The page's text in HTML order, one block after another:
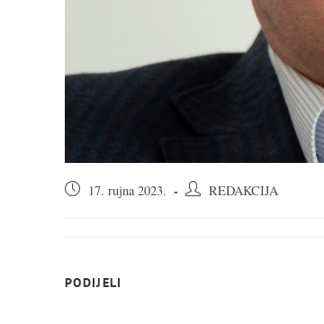
Objava17. rujna 2023.
AutorREDAKCIJA
PODIJELI